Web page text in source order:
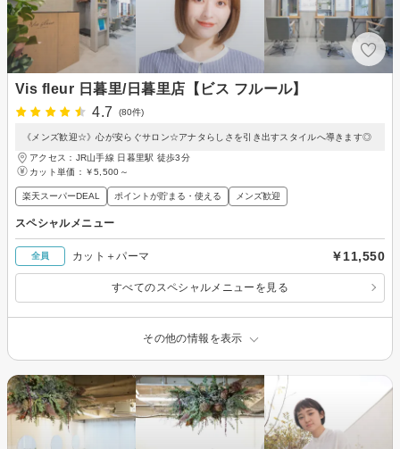
Vis fleur 日暮里/日暮里店【ビス フルール】
4.7
(80件)
《メンズ歓迎☆》心が安らぐサロン☆アナタらしさを引き出すスタイルへ導きます◎
アクセス：JR山手線 日暮里駅 徒歩3分
カット単価： ￥5,500～
楽天スーパーDEAL ポイントが貯まる・使える メンズ歓迎
スペシャルメニュー
全員 カット＋パーマ ￥11,550
すべてのスペシャルメニューを見る
その他の情報を表示